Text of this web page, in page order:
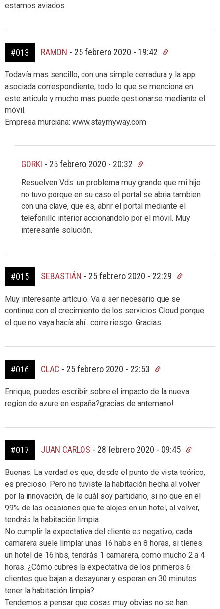
estamos aviados
#013 RAMON - 25 febrero 2020 - 19:42
Todavía mas sencillo, con una simple cerradura y la app
asociada correspondiente, todo lo que se menciona en
este articulo y mucho mas puede gestionarse mediante el
móvil.
Empresa murciana: www.staymyway.com
GORKI - 25 febrero 2020 - 20:32
Resuelven Vds. un problema muy grande que mi hijo
no tuvo porque en su caso el portal se abria tambien
con una clave, que es, abrir el portal mediante el
telefonillo interior accionandolo por el móvil. Muy
interesante solución.
#015 SEBASTIÁN - 25 febrero 2020 - 22:29
Muy interesante artículo. Va a ser necesario que se
continúe con el crecimiento de los servicios Cloud porque
el que no vaya hacía ahí.. corre riesgo. Gracias
#016 CLAC - 25 febrero 2020 - 22:53
Enrique, puedes escribir sobre el impacto de la nueva
region de azure en españa?gracias de antemano!
#017 JUAN CARLOS - 28 febrero 2020 - 09:45
Buenas. La verdad es que, desde el punto de vista teórico,
es precioso. Pero no tuviste la habitación hecha al volver
por la innovación, de la cuál soy partidario, si no que en el
99% de las ocasiones que te alojes en un hotel, al volver,
tendrás la habitación limpia.
No cumplir la expectativa del cliente es negativo, cada
camarera suele limpiar unas 16 habs en 8 horas, si tienes
un hotel de 16 hbs, tendrás 1 camarera, como mucho 2 a 4
horas. ¿Cómo cubres la expectativa de los primeros 6
clientes que bajan a desayunar y esperan en 30 minutos
tener la habitación limpia?
Tendemos a pensar que cosas muy obvias no se han